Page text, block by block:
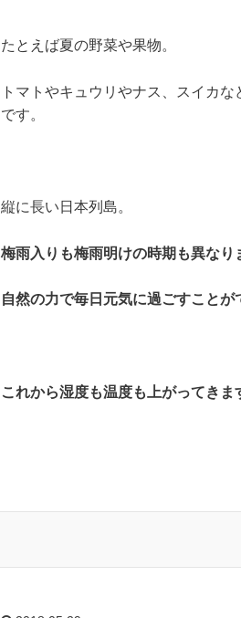
たとえば夏の野菜や果物。
トマトやキュウリやナス、スイカ
です。
縦に長い日本列島。
梅雨入りも梅雨明けの時期も異なり
自然の力で毎日元気に過ごすことが
これから湿度も温度も上がってき